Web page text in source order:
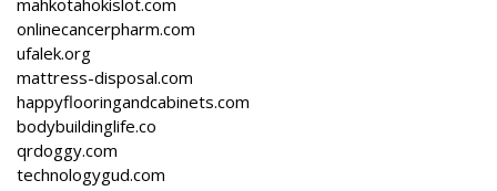
mahkotahokislot.com
onlinecancerpharm.com
ufalek.org
mattress-disposal.com
happyflooringandcabinets.com
bodybuildinglife.co
qrdoggy.com
technologygud.com